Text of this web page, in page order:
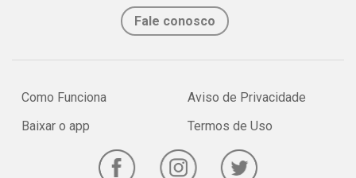
Fale conosco
Como Funciona
Baixar o app
Aviso de Privacidade
Termos de Uso